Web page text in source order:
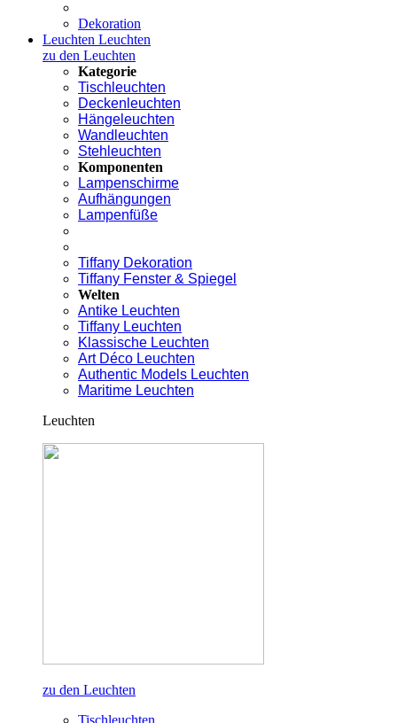
Dekoration
Leuchten Leuchten
zu den Leuchten
Kategorie
Tischleuchten
Deckenleuchten
Hängeleuchten
Wandleuchten
Stehleuchten
Komponenten
Lampenschirme
Aufhängungen
Lampenfüße
Tiffany Dekoration
Tiffany Fenster & Spiegel
Welten
Antike Leuchten
Tiffany Leuchten
Klassische Leuchten
Art Déco Leuchten
Authentic Models Leuchten
Maritime Leuchten
Leuchten
zu den Leuchten
Tischleuchten